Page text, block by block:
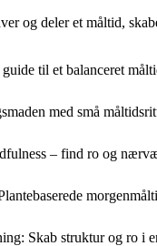
og deler et måltid,
til et balanceret
med små
– find ro og
Skab struktur og ro i